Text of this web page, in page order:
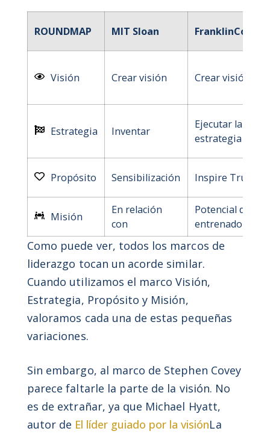
ROUNDMAP MIT Sloan FranklinCovey
Visión Crear visión Crear visión
Estrategia Inventar
Ejecutar la
estrategia
Propósito Sensibilización Inspire Trust
Misión
En relación
con
Potencial de
entrenador
Como puede ver, todos los marcos de
liderazgo tocan un acorde similar.
Cuando utilizamos el marco Visión,
Estrategia, Propósito y Misión,
valoramos cada una de estas pequeñas
variaciones.
Sin embargo, al marco de Stephen Covey
parece faltarle la parte de la visión. No
es de extrañar, ya que Michael Hyatt,
autor de El líder guiado por la visiónLa